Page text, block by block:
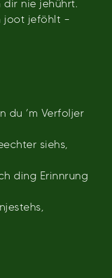
dir nie jehührt.
joot jeföhlt –
du ’m Verfoljer
siehs,
ding Erinnrung